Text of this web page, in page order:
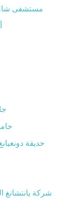
مستشفى شاو
حديقة
شركة